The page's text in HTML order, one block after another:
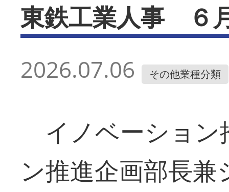
東鉄工業人事 ６
2026.07.06 その他業種分類
イノベーション
ン推進企画部長